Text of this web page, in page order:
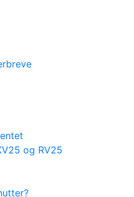
og RV25